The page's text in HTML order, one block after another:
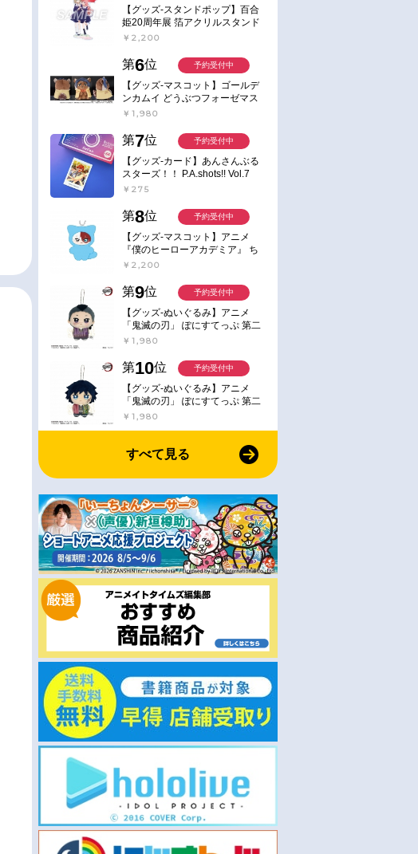
【グッズ-スタンドポップ】百合
姫20周年展 箔アクリルスタンド
E：あおのなち
￥2,200
第6位
【グッズ-マスコット】ゴールデ
ンカムイ どうぶつフォーゼマス
コット 6.鯉登少尉【再販】
￥1,980
予約受付中
第7位
【グッズ-カード】あんさんぶる
スターズ！！ P.A.shots!! Vol.7
Action
￥275
予約受付中
第8位
【グッズ-マスコット】アニメ
『僕のヒーローアカデミア』 ち
みけもますこっと 7.轟凍焦
￥2,200
予約受付中
第9位
【グッズ-ぬいぐるみ】アニメ
「鬼滅の刃」 ぽにすてっぷ 第二
弾 不死川 玄弥
￥1,980
予約受付中
第10位
【グッズ-ぬいぐるみ】アニメ
「鬼滅の刃」 ぽにすてっぷ 第二
弾 冨岡 義勇
￥1,980
予約受付中
すべて見る